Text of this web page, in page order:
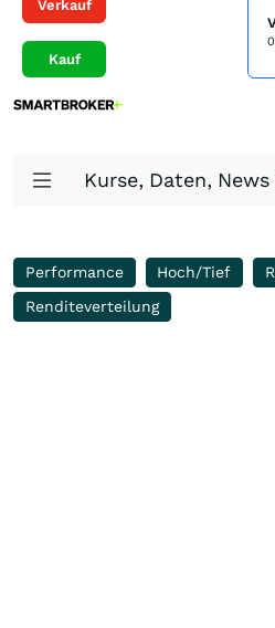
Verkauf
Kauf
Kurse, Daten, News
Performance Hoch/Tief
Renditeverteilung